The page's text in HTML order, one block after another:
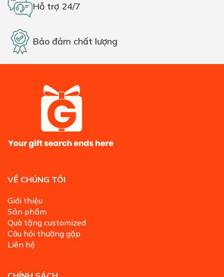
Hỗ trợ 24/7
Bảo đảm chất lượng
VỀ CHÚNG TÔI
Giới thiệu
Sản phẩm
Quà tặng customized
Câu hỏi thường gặp
Liên hệ